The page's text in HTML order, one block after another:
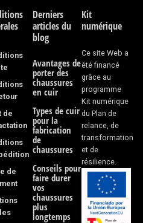
t
a
g
r
a
m
de
de
Derniers
articles du
blog
Avantages de
porter des
chaussures
en cuir
Types de cuir
pour la
fabrication
de
chaussures
Conseils pour
faire durer
vos
chaussures
plus
longtemps
Kit
numérique
Ce site Web a
été financé
grâce au
programme
Kit numérique
du Plan de
relance, de
transformation
et de
résilience.